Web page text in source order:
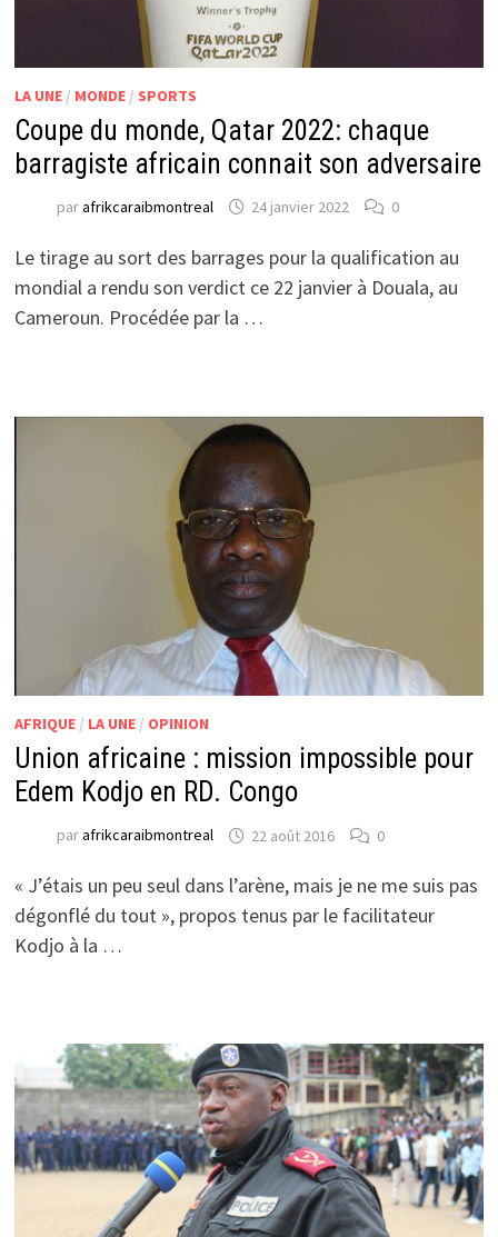
LA UNE/ MONDE/ SPORTS
Coupe du monde, Qatar 2022: chaque
barragiste africain connait son adversaire
parafrikcaraibmontreal 24 janvier 2022 0
Le tirage au sort des barrages pour la qualification au
mondial a rendu son verdict ce 22 janvier à Douala, au
Cameroun. Procédée par la …
AFRIQUE/ LA UNE/ OPINION
Union africaine : mission impossible pour
Edem Kodjo en RD. Congo
parafrikcaraibmontreal 22 août 2016 0
« J’étais un peu seul dans l’arène, mais je ne me suis pas
dégonflé du tout », propos tenus par le facilitateur
Kodjo à la …